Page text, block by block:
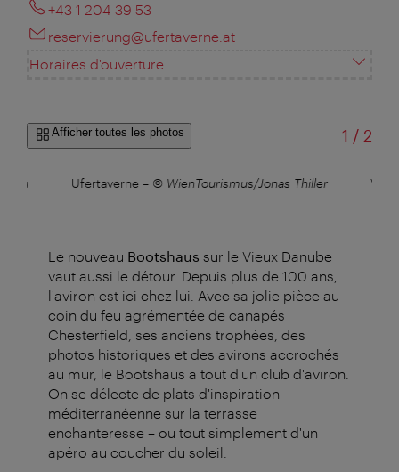
+43 1 204 39 53
reservierung@ufertaverne.at
Horaires d'ouverture
Afficher toutes les photos 1 /sur
2
Ufertaverne– © WienTourismus/Jonas Thiller
Le nouveau Bootshaus sur le Vieux Danube
vaut aussi le détour. Depuis plus de 100 ans,
l'aviron est ici chez lui. Avec sa jolie pièce au
coin du feu agrémentée de canapés
Chesterfield, ses anciens trophées, des
photos historiques et des avirons accrochés
au mur, le Bootshaus a tout d'un club d'aviron.
On se délecte de plats d'inspiration
méditerranéenne sur la terrasse
enchanteresse – ou tout simplement d'un
apéro au coucher du soleil.